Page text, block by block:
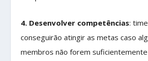
4. Desenvolver competências:
conseguirão atingir as metas caso
membros não forem suficientemente